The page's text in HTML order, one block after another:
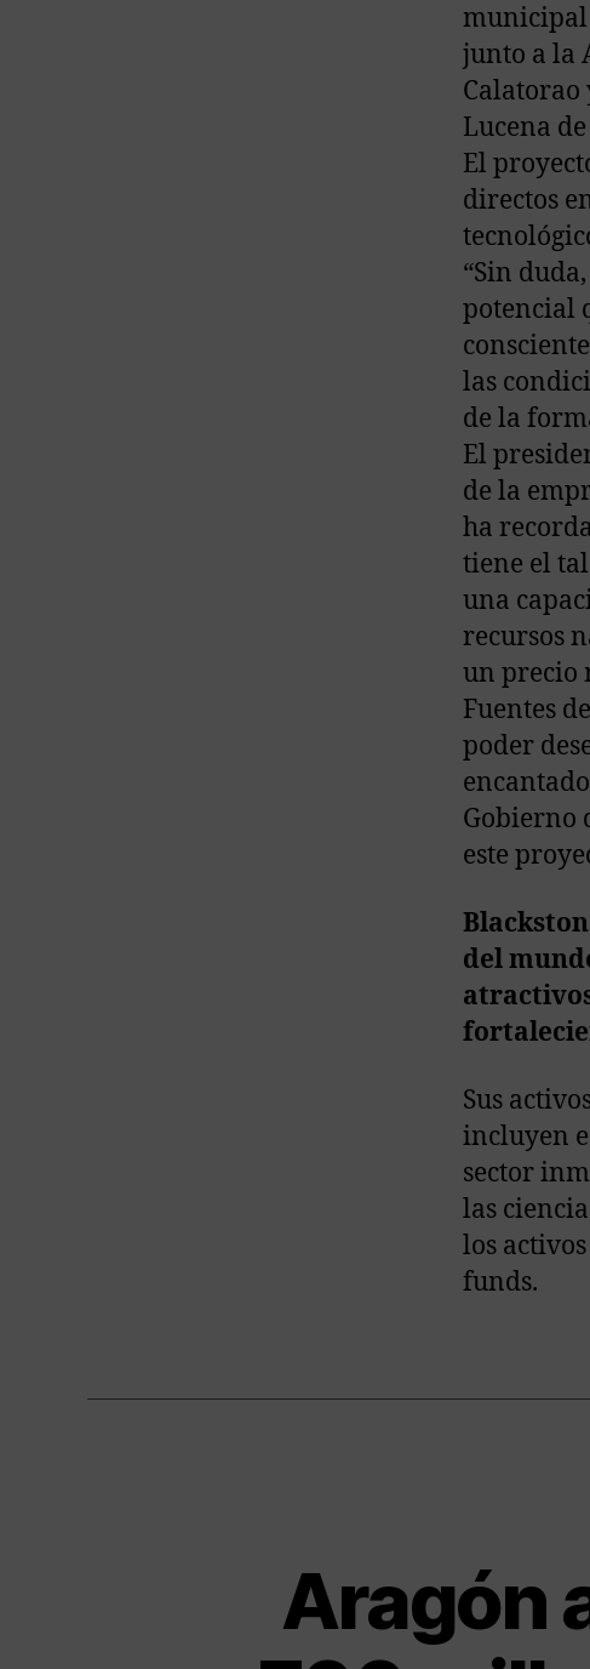
municipal
junto a la
Calatorao
Lucena
El
directos
“Sin
potencial
las
de la
El
de la
ha
tiene el
una
recursos
un precio
Fuentes
poder
Gobierno
este
del
Sus
incluyen
sector
las
los
funds.
Aragón